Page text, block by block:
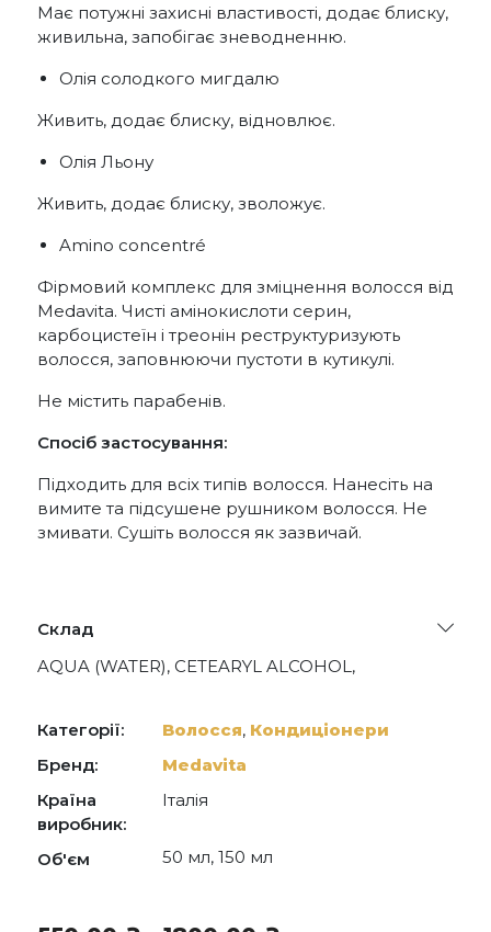
Має потужні захисні властивості, додає блиску,
живильна, запобігає зневодненню.
Олія солодкого мигдалю
Живить, додає блиску, відновлює.
Олія Льону
Живить, додає блиску, зволожує.
Amino concentré
Фірмовий комплекс для зміцнення волосся від
Medavita. Чисті амінокислоти серин,
карбоцистеїн і треонін реструктуризують
волосся, заповнюючи пустоти в кутикулі.
Не містить парабенів.
Спосіб застосування:
Підходить для всіх типів волосся. Нанесіть на
вимите та підсушене рушником волосся. Не
змивати. Сушіть волосся як зазвичай.
Склад
AQUA (WATER), CETEARYL ALCOHOL,
BENZOPHENONE-4, PARFUM (FRAGRANCE),
SILICONE QUATERNIUM-16/GLYCIDOXY
DIMETHICONE CROSSPOLYMER, GLYCERIN,
UNDECETH-5, AMINOMETHYL PROPANOL, PEG-
8, LINUM USITATISSIMUM (LINSEED) SEED OIL,
VOLUBILIS SEED OIL, CYPERUS ESCULENTUS
HYDROXYCITRONELLAL, CITRONELLOL, PEG-
Категорії: Волосся, Кондиціонери
Бренд:
Medavita
Країна
виробник:
Італія
Об'єм 50 мл, 150 мл